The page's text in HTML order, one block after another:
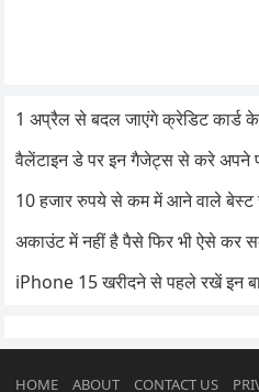
1 अप्रैल से बदल जाएंगे क्रेडिट कार्ड
वैलेंटाइन डे पर इन गैजेट्स से करे अपने
10 हजार रुपये से कम में आने वाले बेस्ट
अकाउंट में नहीं है पैसे फिर भी ऐसे
iPhone 15 खरीदने से पहले रखें इन
HOME ABOUT CONTACT US